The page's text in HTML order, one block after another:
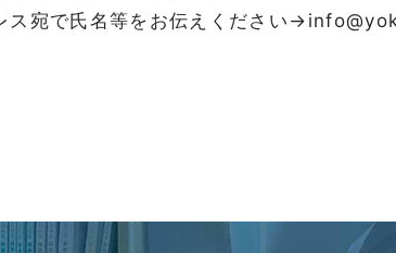
ス宛で氏名等をお伝えください